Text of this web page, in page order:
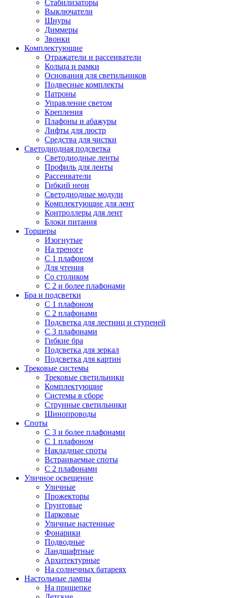
Стабилизаторы
Выключатели
Шнуры
Диммеры
Звонки
Комплектующие
Отражатели и рассеиватели
Кольца и рамки
Основания для светильников
Подвесные комплекты
Патроны
Управление светом
Крепления
Плафоны и абажуры
Лифты для люстр
Средства для чистки
Светодиодная подсветка
Светодиодные ленты
Профиль для ленты
Рассеиватели
Гибкий неон
Светодиодные модули
Комплектующие для лент
Контроллеры для лент
Блоки питания
Торшеры
Изогнутые
На треноге
С 1 плафоном
Для чтения
Со столиком
С 2 и более плафонами
Бра и подсветки
С 1 плафоном
С 2 плафонами
Подсветка для лестниц и ступеней
С 3 плафонами
Гибкие бра
Подсветка для зеркал
Подсветка для картин
Трековые системы
Трековые светильники
Комплектующие
Системы в сборе
Струнные светильники
Шинопроводы
Споты
С 3 и более плафонами
С 1 плафоном
Накладные споты
Встраиваемые споты
С 2 плафонами
Уличное освещение
Уличные
Прожекторы
Грунтовые
Парковые
Уличные настенные
Фонарики
Подводные
Ландшафтные
Архитектурные
На солнечных батареях
Настольные лампы
На прищепке